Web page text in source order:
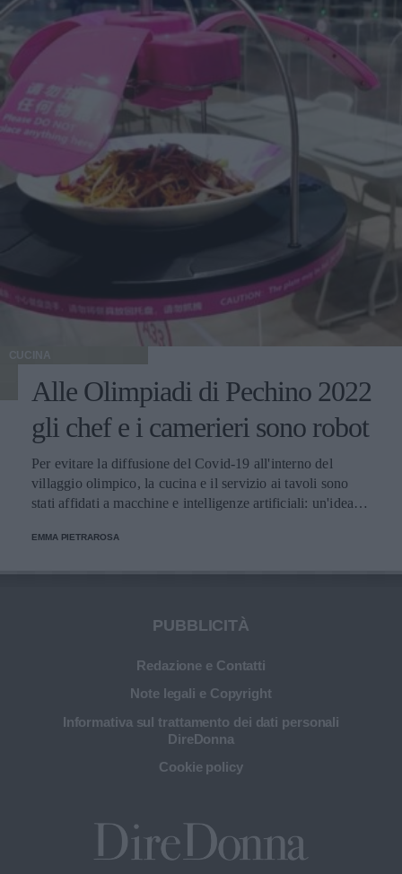
CUCINA
Alle Olimpiadi di Pechino 2022
gli chef e i camerieri sono robot
Per evitare la diffusione del Covid-19 all'interno del
villaggio olimpico, la cucina e il servizio ai tavoli sono
stati affidati a macchine e intelligenze artificiali: un'idea
EMMA PIETRAROSA
PUBBLICITÀ
Redazione e Contatti
Note legali e Copyright
Informativa sul trattamento dei dati personali
DireDonna
Cookie policy